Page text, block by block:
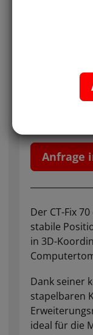
Präzise
Anfrage
Der CT-Fix
stabile
in 3D-
Dank seiner
stapelbaren
ideal für die